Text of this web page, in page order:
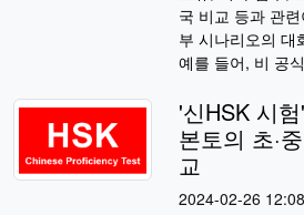
국 비교 등과 관
부 시나리오의 대
예를 들어, 비 공
'신HSK 시
본토의 초·
교
2024-02-26